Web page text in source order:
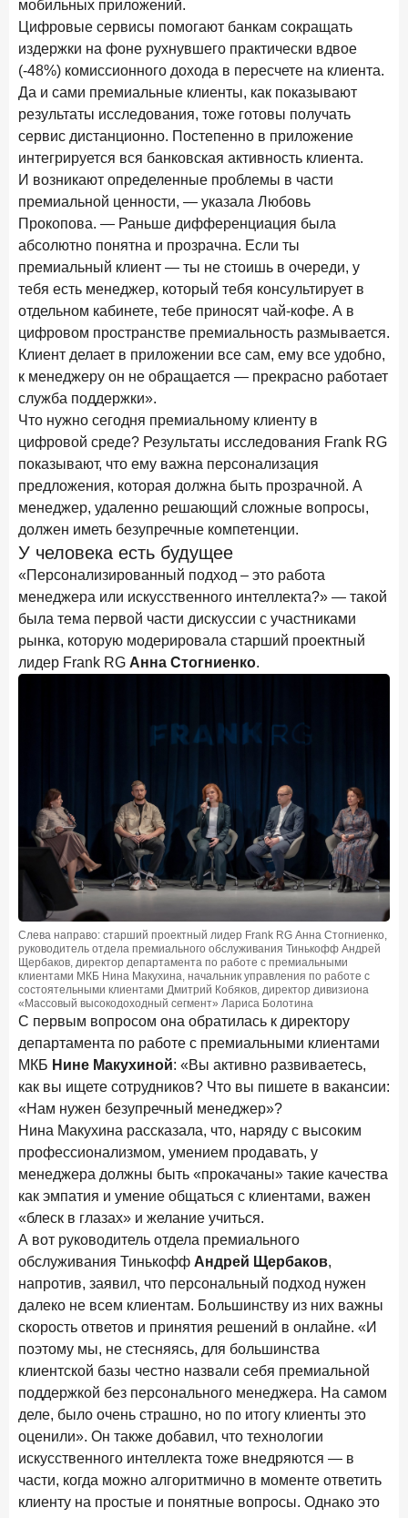
Банки скорректировали доходность вкладов после
снижения ключевой ставки до 14,5%
Цифра дня
Средний срок ипотечных кредитов в России
24,9лет
год к году
Frank Data. Ипотека Поделиться
24 апреля 2026 года ИССЛЕДОВАНИЕ
Ипотека. Итоги работы крупнейших ипотечных банков
в марте 2026 года
15 апреля 2026 года ИССЛЕДОВАНИЕ
Рынок подписок 2026: от гонки за объёмами к битве за
привычку
15 апреля 2026 года ИССЛЕДОВАНИЕ
Маркетинговые акции брокеров: обзор механик и
трендов
10 апреля 2026 года ИССЛЕДОВАНИЕ
ДНК современного ипотечного клиента
7 апреля 2026 года ИССЛЕДОВАНИЕ
По итогам марта 2026 года объем выдач кредитов
составил 925,7 млрд руб.
26 марта 2026 года ИССЛЕДОВАНИЕ
Не экосистемой единой: как пользователи
распределяют подписки
25 марта 2026 года ИССЛЕДОВАНИЕ
решения ЦБ
16 марта 2026 года
Frank RG объявила победителей кейс-чемпионата
2026 года
12 марта 2026 года ИССЛЕДОВАНИЕ
Банки ускорили работу с претензиями
Рассылка Frank RG
Итоги недели, наша трактовка основных событий
на банковском рынке
ПОДПИСАТЬСЯ
Я согласен с условиямиобработки данных
10 марта 2026 года ИССЛЕДОВАНИЕ
Куда уходят деньги? Frank RG исследует рынок
вкладов
По итогам февраля 2026 года объем выдач кредитов
составил 748,4 млрд руб.
25 февраля 2026 года ИССЛЕДОВАНИЕ
Ипотека. Итоги работы крупнейших ипотечных банков
в январе 2026 года
Не по цене, а по ценности: как россияне выбирали
подписки в 2025 году?
17 февраля 2026 года ИССЛЕДОВАНИЕ
мобильных приложений.
Цифровые сервисы помогают банкам сокращать
издержки на фоне рухнувшего практически вдвое
(-48%) комиссионного дохода в пересчете на клиента.
Да и сами премиальные клиенты, как показывают
результаты исследования, тоже готовы получать
сервис дистанционно. Постепенно в приложение
интегрируется вся банковская активность клиента.
И возникают определенные проблемы в части
премиальной ценности, — указала Любовь
Прокопова. — Раньше дифференциация была
абсолютно понятна и прозрачна. Если ты
премиальный клиент — ты не стоишь в очереди, у
тебя есть менеджер, который тебя консультирует в
отдельном кабинете, тебе приносят чай-кофе. А в
цифровом пространстве премиальность размывается.
Клиент делает в приложении все сам, ему все удобно,
к менеджеру он не обращается — прекрасно работает
служба поддержки».
Что нужно сегодня премиальному клиенту в
цифровой среде? Результаты исследования Frank RG
показывают, что ему важна персонализация
предложения, которая должна быть прозрачной. А
менеджер, удаленно решающий сложные вопросы,
должен иметь безупречные компетенции.
У человека есть будущее
«Персонализированный подход – это работа
менеджера или искусственного интеллекта?» — такой
была тема первой части дискуссии с участниками
рынка, которую модерировала старший проектный
лидер Frank RG Анна Стогниенко.
Слева направо: старший проектный лидер Frank RG Анна Стогниенко,
руководитель отдела премиального обслуживания Тинькофф Андрей
Щербаков, директор департамента по работе с премиальными
клиентами МКБ Нина Макухина, начальник управления по работе с
состоятельными клиентами Дмитрий Кобяков, директор дивизиона
«Массовый высокодоходный сегмент» Лариса Болотина
С первым вопросом она обратилась к директору
департамента по работе с премиальными клиентами
МКБ Нине Макухиной: «Вы активно развиваетесь,
как вы ищете сотрудников? Что вы пишете в вакансии:
«Нам нужен безупречный менеджер»?
Нина Макухина рассказала, что, наряду с высоким
профессионализмом, умением продавать, у
менеджера должны быть «прокачаны» такие качества
как эмпатия и умение общаться с клиентами, важен
«блеск в глазах» и желание учиться.
А вот руководитель отдела премиального
обслуживания Тинькофф Андрей Щербаков,
напротив, заявил, что персональный подход нужен
далеко не всем клиентам. Большинству из них важны
скорость ответов и принятия решений в онлайне. «И
поэтому мы, не стесняясь, для большинства
клиентской базы честно назвали себя премиальной
поддержкой без персонального менеджера. На самом
деле, было очень страшно, но по итогу клиенты это
оценили». Он также добавил, что технологии
искусственного интеллекта тоже внедряются — в
части, когда можно алгоритмично в моменте ответить
клиенту на простые и понятные вопросы. Однако это